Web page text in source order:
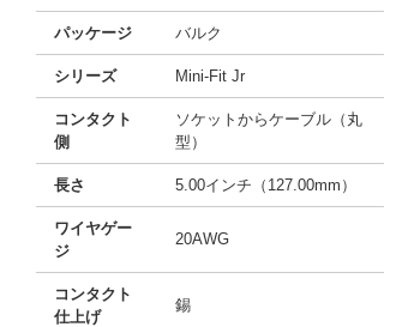
パッケージ バルク
シリーズ Mini-Fit Jr
コンタクト
側
ソケットからケーブル（丸
型）
長さ 5.00インチ（127.00mm）
ワイヤゲー
ジ
20AWG
コンタクト
仕上げ
錫